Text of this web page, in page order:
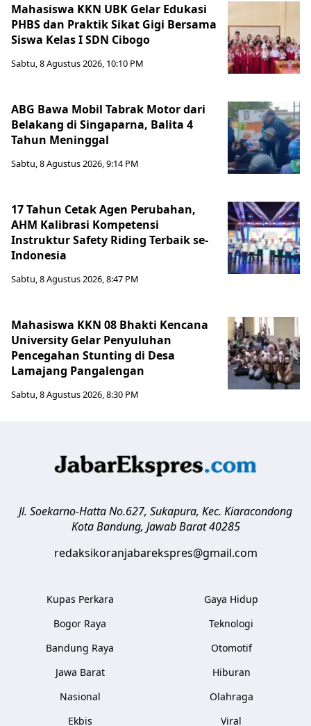
Mahasiswa KKN UBK Gelar Edukasi
PHBS dan Praktik Sikat Gigi Bersama
Siswa Kelas I SDN Cibogo
Sabtu, 8 Agustus 2026, 10:10 PM
ABG Bawa Mobil Tabrak Motor dari
Belakang di Singaparna, Balita 4
Tahun Meninggal
Sabtu, 8 Agustus 2026, 9:14 PM
17 Tahun Cetak Agen Perubahan,
AHM Kalibrasi Kompetensi
Instruktur Safety Riding Terbaik se-
Indonesia
Sabtu, 8 Agustus 2026, 8:47 PM
Mahasiswa KKN 08 Bhakti Kencana
University Gelar Penyuluhan
Pencegahan Stunting di Desa
Lamajang Pangalengan
Sabtu, 8 Agustus 2026, 8:30 PM
Jl. Soekarno-Hatta No.627, Sukapura, Kec. Kiaracondong
Kota Bandung, Jawab Barat 40285
redaksikoranjabarekspres@gmail.com
Kupas Perkara
Bogor Raya
Bandung Raya
Jawa Barat
Nasional
Ekbis
Gaya Hidup
Teknologi
Otomotif
Hiburan
Olahraga
Viral